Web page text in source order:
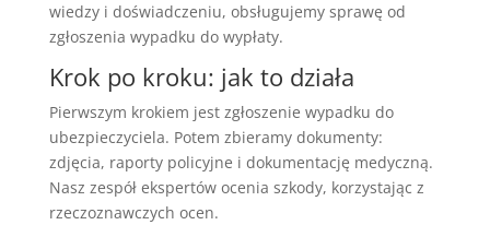
wiedzy i doświadczeniu, obsługujemy sprawę od
zgłoszenia wypadku do wypłaty.
Krok po kroku: jak to działa
Pierwszym krokiem jest zgłoszenie wypadku do
ubezpieczyciela. Potem zbieramy dokumenty:
zdjęcia, raporty policyjne i dokumentację medyczną.
Nasz zespół ekspertów ocenia szkody, korzystając z
rzeczoznawczych ocen.